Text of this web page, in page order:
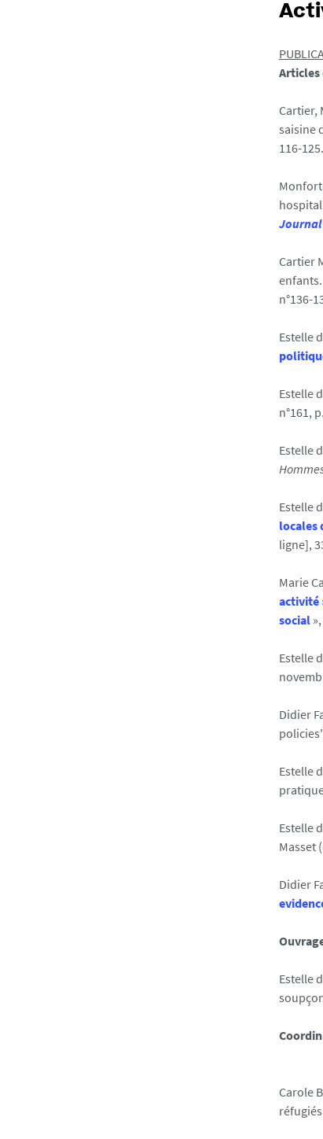
Articles
Cartier,
saisine
116-125.
Journal
Cartier
n°136-
Estelle
Estelle
n°161,
Estelle
Estelle
locales
ligne],
Marie
activité
social »,
Estelle
Didier
Estelle
Estelle
Masset
Didier
Estelle
Carole